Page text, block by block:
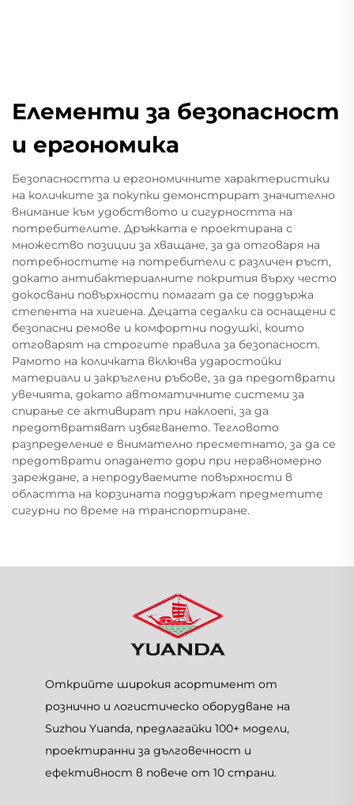
Елементи за безопасност
и ергономика
Безопасността и ергономичните характеристики
на количките за покупки демонстрират значително
внимание към удобството и сигурността на
потребителите. Дръжката е проектирана с
множество позиции за хващане, за да отговаря на
потребностите на потребители с различен ръст,
докато антибактериалните покрития върху често
докосвани повърхности помагат да се поддържа
степента на хигиена. Децата седалки са оснащени с
безопасни ремове и комфортни подушki, които
отговарят на строгите правила за безопасност.
Рамото на количката включва ударостойки
материали и закръглени ръбове, за да предотврати
увечията, докато автоматичните системи за
спирање се активират при наклоeni, за да
предотвратяват избягването. Тегловото
разпределение е внимателно пресметнато, за да се
предотврати опадането дори при неравномерно
зареждане, а непродуваемите повърхности в
областта на корзината поддържат предметите
сигурни по време на транспортиране.
Открийте широкия асортимент от
рознично и логистическо оборудване на
Suzhou Yuanda, предлагайки 100+ модели,
проектиранни за дълговечност и
ефективност в повече от 10 страни.